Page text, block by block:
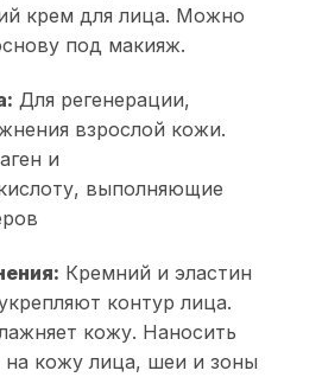
крем для лица. Можно
под макияж.
Для регенерации,
взрослой кожи.
и
выполняющие
Кремний и эластин
контур лица.
кожу. Наносить
кожу лица, шеи и зоны